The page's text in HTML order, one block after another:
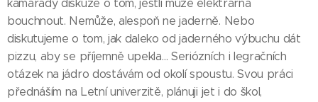
kamarády diskuze o tom, jestli může elektrárna
bouchnout. Nemůže, alespoň ne jaderně. Nebo
diskutujeme o tom, jak daleko od jaderného výbuchu dát
pizzu, aby se příjemně upekla… Seriózních i legračních
otázek na jádro dostávám od okolí spoustu. Svou práci
přednáším na Letní univerzitě, plánuji jet i do škol,